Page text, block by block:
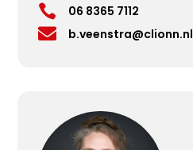
 06 8365 7112
 b.veenstra@clionn.nl